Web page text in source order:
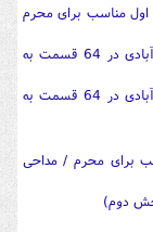
اول مناسب برای محرم
شرح زیارت جامعه کبیره توسط استاد آیت الله ضیاء آبادی در 64 قسمت به
شرح زیارت جامعه کبیره توسط استاد آیت الله ضیاء آبادی در 64 قسمت به
برای محرم / مداحی
دوم)